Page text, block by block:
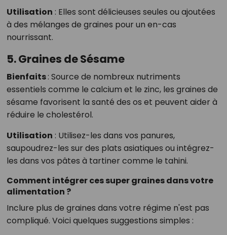
Utilisation : Elles sont délicieuses seules ou ajoutées
à des mélanges de graines pour un en-cas
nourrissant.
5. Graines de Sésame
Bienfaits: Source de nombreux nutriments
essentiels comme le calcium et le zinc, les graines de
sésame favorisent la santé des os et peuvent aider à
réduire le cholestérol.
Utilisation : Utilisez-les dans vos panures,
saupoudrez-les sur des plats asiatiques ou intégrez-
les dans vos pâtes à tartiner comme le tahini.
Comment intégrer ces super graines dans votre
alimentation ?
Inclure plus de graines dans votre régime n'est pas
compliqué. Voici quelques suggestions simples :